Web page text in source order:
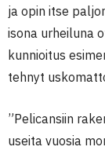
ja opin itse
isona urheiluna
kunnioitus
tehnyt
”Pelicansiin
useita vuosia